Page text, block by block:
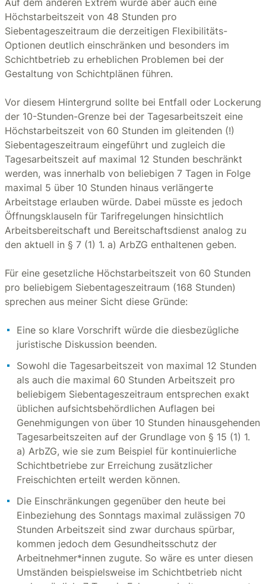
Auf dem anderen Extrem würde aber auch eine
Höchstarbeitszeit von 48 Stunden pro
Siebentageszeitraum die derzeitigen Flexibilitäts-
Optionen deutlich einschränken und besonders im
Schichtbetrieb zu erheblichen Problemen bei der
Gestaltung von Schichtplänen führen.
Vor diesem Hintergrund sollte bei Entfall oder Lockerung
der 10-Stunden-Grenze bei der Tagesarbeitszeit eine
Höchstarbeitszeit von 60 Stunden im gleitenden (!)
Siebentageszeitraum eingeführt und zugleich die
Tagesarbeitszeit auf maximal 12 Stunden beschränkt
werden, was innerhalb von beliebigen 7 Tagen in Folge
maximal 5 über 10 Stunden hinaus verlängerte
Arbeitstage erlauben würde. Dabei müsste es jedoch
Öffnungsklauseln für Tarifregelungen hinsichtlich
Arbeitsbereitschaft und Bereitschaftsdienst analog zu
den aktuell in § 7 (1) 1. a) ArbZG enthaltenen geben.
Für eine gesetzliche Höchstarbeitszeit von 60 Stunden
pro beliebigem Siebentageszeitraum (168 Stunden)
sprechen aus meiner Sicht diese Gründe:
Eine so klare Vorschrift würde die diesbezügliche
juristische Diskussion beenden.
Sowohl die Tagesarbeitszeit von maximal 12 Stunden
als auch die maximal 60 Stunden Arbeitszeit pro
beliebigem Siebentageszeitraum entsprechen exakt
üblichen aufsichtsbehördlichen Auflagen bei
Genehmigungen von über 10 Stunden hinausgehenden
Tagesarbeitszeiten auf der Grundlage von § 15 (1) 1.
a) ArbZG, wie sie zum Beispiel für kontinuierliche
Schichtbetriebe zur Erreichung zusätzlicher
Freischichten erteilt werden können.
Die Einschränkungen gegenüber den heute bei
Einbeziehung des Sonntags maximal zulässigen 70
Stunden Arbeitszeit sind zwar durchaus spürbar,
kommen jedoch dem Gesundheitsschutz der
Arbeitnehmer*innen zugute. So wäre es unter diesen
Umständen beispielsweise im Schichtbetrieb nicht